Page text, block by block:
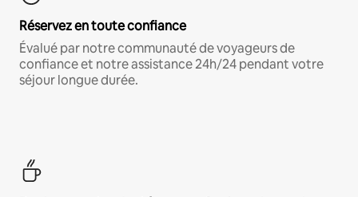
Réservez en toute confiance
Évalué par notre communauté de voyageurs de
confiance et notre assistance 24h/24 pendant votre
séjour longue durée.